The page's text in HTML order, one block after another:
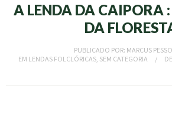
A LENDA DA CAIPORA
DA
PUBLICADO POR: MARCUS
EM LENDAS FOLCLÓRICAS SEM CATEGORIA